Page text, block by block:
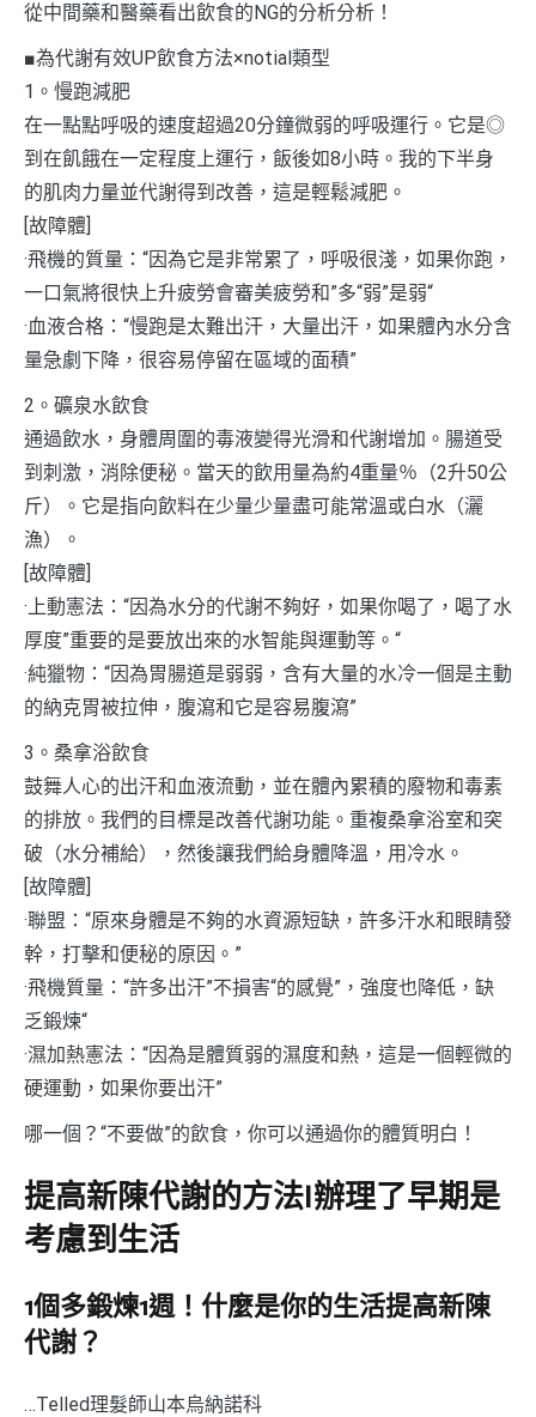
從中間藥和醫藥看出飲食的NG的分析分析！
■為代謝有效UP飲食方法×notial類型
1。慢跑減肥
在一點點呼吸的速度超過20分鐘微弱的呼吸運行。它是◎
到在飢餓在一定程度上運行，飯後如8小時。我的下半身
的肌肉力量並代謝得到改善，這是輕鬆減肥。
[故障體]
·飛機的質量：“因為它是非常累了，呼吸很淺，如果你跑，
一口氣將很快上升疲勞會審美疲勞和”多“弱”是弱“
·血液合格：“慢跑是太難出汗，大量出汗，如果體內水分含
量急劇下降，很容易停留在區域的面積”
2。礦泉水飲食
通過飲水，身體周圍的毒液變得光滑和代謝增加。腸道受
到刺激，消除便秘。當天的飲用量為約4重量％（2升50公
斤）。它是指向飲料在少量少量盡可能常溫或白水（灑
漁）。
[故障體]
·上動憲法：“因為水分的代謝不夠好，如果你喝了，喝了水
厚度”重要的是要放出來的水智能與運動等。“
·純獵物：“因為胃腸道是弱弱，含有大量的水冷一個是主動
的納克胃被拉伸，腹瀉和它是容易腹瀉”
3。桑拿浴飲食
鼓舞人心的出汗和血液流動，並在體內累積的廢物和毒素
的排放。我們的目標是改善代謝功能。重複桑拿浴室和突
破（水分補給），然後讓我們給身體降溫，用冷水。
[故障體]
·聯盟：“原來身體是不夠的水資源短缺，許多汗水和眼睛發
幹，打擊和便秘的原因。”
·飛機質量：“許多出汗”不損害“的感覺”，強度也降低，缺
乏鍛煉“
·濕加熱憲法：“因為是體質弱的濕度和熱，這是一個輕微的
硬運動，如果你要出汗”
哪一個？“不要做”的飲食，你可以通過你的體質明白！
提高新陳代謝的方法|辦理了早期是
考慮到生活
1個多鍛煉1週！什麼是你的生活提高新陳
代謝？
…Telled理髮師山本烏納諾科